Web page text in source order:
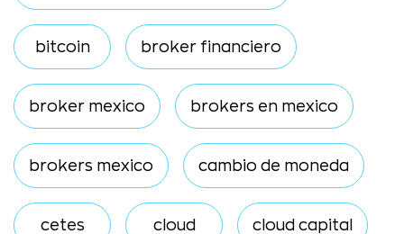
bitcoin broker financiero
broker mexico brokers en mexico
brokers mexico cambio de moneda
cetes cloud cloud capital